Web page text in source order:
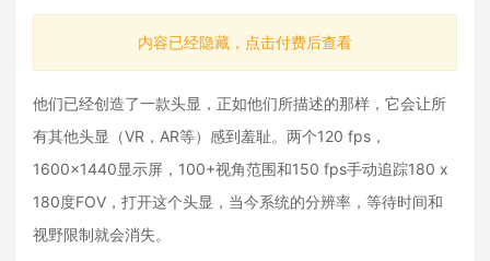
内容已经隐藏，点击付费后查看
他们已经创造了一款头显，正如他们所描述的那样，它会让所
有其他头显（VR，AR等）感到羞耻。两个120 fps，
1600x1440显示屏，100+视角范围和150 fps手动追踪180 x
180度FOV，打开这个头显，当今系统的分辨率，等待时间和
视野限制就会消失。